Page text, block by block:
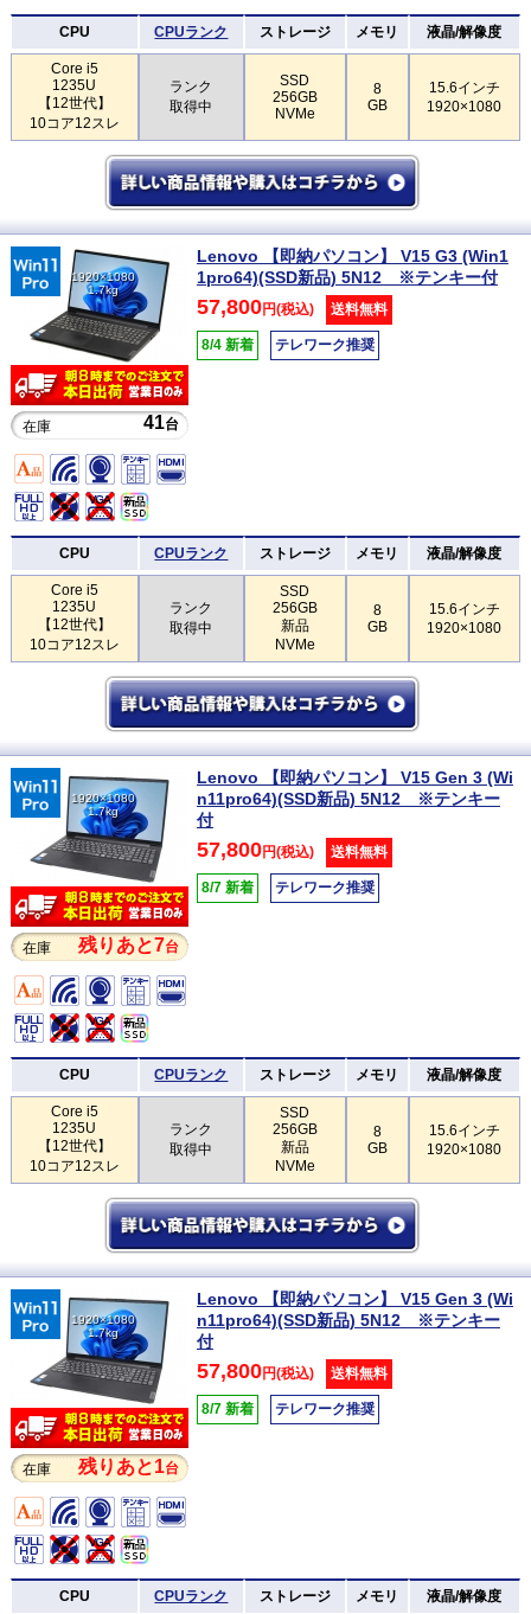
CPU CPUランク ストレージ メモリ 液晶/解像度
Core i5
1235U
【12世代】
10コア12スレ
ランク
取得中
SSD
256GB
NVMe
8
GB
15.6インチ
1920×1080
1920×1080
1.7kg
在庫 41台
Lenovo 【即納パソコン】 V15 G3 (Win1
1pro64)(SSD新品) 5N12 ※テンキー付
57,800円(税込) 送料無料
8/4 新着 テレワーク推奨
CPU CPUランク ストレージ メモリ 液晶/解像度
Core i5
1235U
【12世代】
10コア12スレ
ランク
取得中
SSD
256GB
新品
NVMe
8
GB
15.6インチ
1920×1080
1920×1080
1.7kg
在庫 残りあと7台
Lenovo 【即納パソコン】 V15 Gen 3 (Wi
n11pro64)(SSD新品) 5N12 ※テンキー
付
57,800円(税込) 送料無料
8/7 新着 テレワーク推奨
CPU CPUランク ストレージ メモリ 液晶/解像度
Core i5
1235U
【12世代】
10コア12スレ
ランク
取得中
SSD
256GB
新品
NVMe
8
GB
15.6インチ
1920×1080
1920×1080
1.7kg
在庫 残りあと1台
Lenovo 【即納パソコン】 V15 Gen 3 (Wi
n11pro64)(SSD新品) 5N12 ※テンキー
付
57,800円(税込) 送料無料
8/7 新着 テレワーク推奨
CPU CPUランク ストレージ メモリ 液晶/解像度